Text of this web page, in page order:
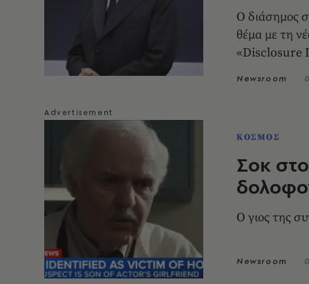
Ο διάσημος
θέμα με τη
«Disclosure
Newsroom
ΚΟΣΜΟΣ
Σοκ
Ο γιος της
Newsroom